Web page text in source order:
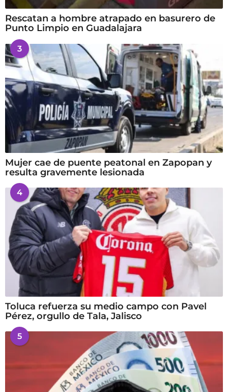
Rescatan a hombre atrapado en basurero de
Punto Limpio en Guadalajara
3
Mujer cae de puente peatonal en Zapopan y
resulta gravemente lesionada
4
Toluca refuerza su medio campo con Pavel
Pérez, orgullo de Tala, Jalisco
5